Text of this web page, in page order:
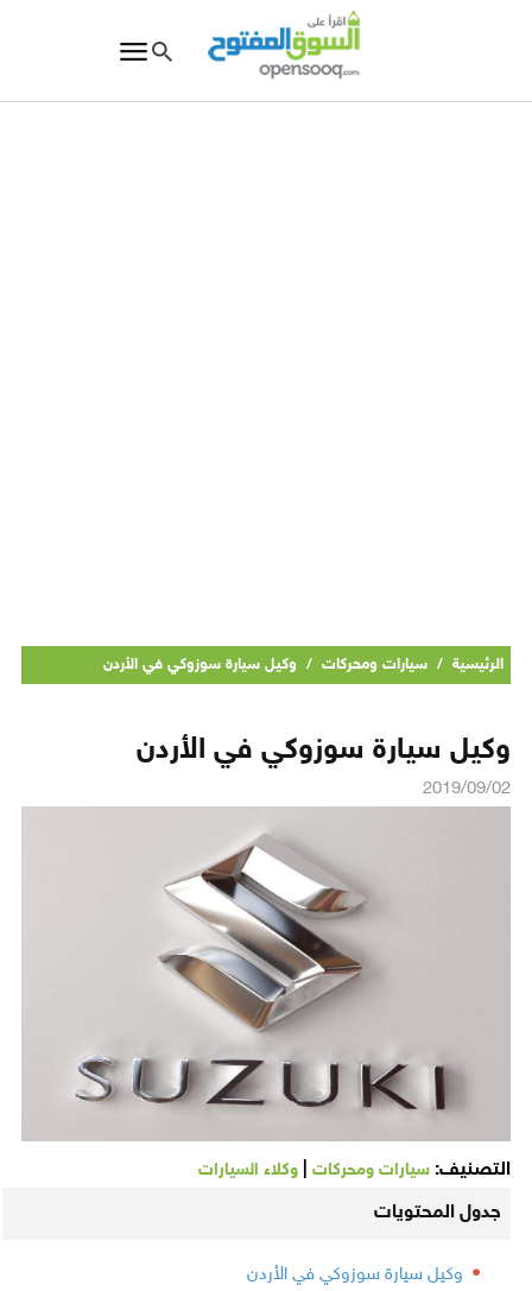
الرئيسية / سيارات ومحركات / وكيل سيارة سوزوكي في الأردن
وكيل سيارة سوزوكي في الأردن
2019/09/02
التصنيف: سيارات ومحركات| وكلاء السيارات
جدول المحتويات
وكيل سيارة سوزوكي في الأردن